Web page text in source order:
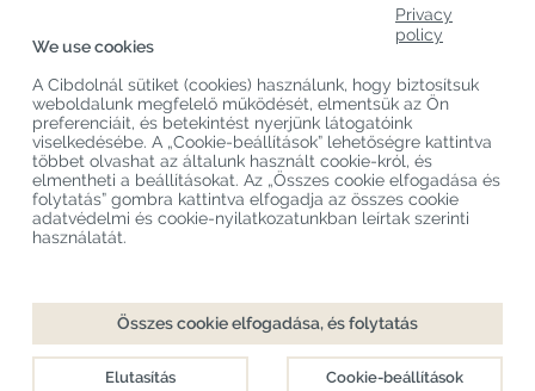
Legújabb CBD Blogok
Privacy
policy
We use cookies
A Cibdolnál sütiket (cookies) használunk, hogy biztosítsuk
weboldalunk megfelelő működését, elmentsük az Ön
preferenciáit, és betekintést nyerjünk látogatóink
viselkedésébe. A „Cookie-beállítások” lehetőségre kattintva
többet olvashat az általunk használt cookie-król, és
elmentheti a beállításokat. Az „Összes cookie elfogadása és
folytatás” gombra kattintva elfogadja az összes cookie
adatvédelmi és cookie-nyilatkozatunkban leírtak szerinti
használatát.
Összes cookie elfogadása, és folytatás
Elutasítás Cookie-beállítások
Copyright©CibdolLast updated 06-08-2026
Cibdol bv, Handelsweg 1a, 5492NL Sint-Oedenrode, the Netherlands
KvK: 76495035 VAT: NL860644923B01